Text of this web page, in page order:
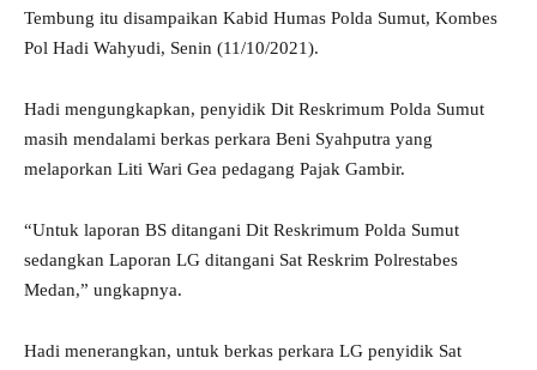
Tembung itu disampaikan Kabid Humas Polda Sumut, Kombes
Pol Hadi Wahyudi, Senin (11/10/2021).
Hadi mengungkapkan, penyidik Dit Reskrimum Polda Sumut
masih mendalami berkas perkara Beni Syahputra yang
melaporkan Liti Wari Gea pedagang Pajak Gambir.
“Untuk laporan BS ditangani Dit Reskrimum Polda Sumut
sedangkan Laporan LG ditangani Sat Reskrim Polrestabes
Medan,” ungkapnya.
Hadi menerangkan, untuk berkas perkara LG penyidik Sat